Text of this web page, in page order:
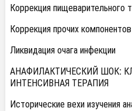
Коррекция пищеварительного
Коррекция прочих
Ликвидация очага инфекции
АНАФИЛАКТИЧЕСКИЙ ШОК:
ИНТЕНСИВНАЯ ТЕРАПИЯ
Исторические вехи изучения